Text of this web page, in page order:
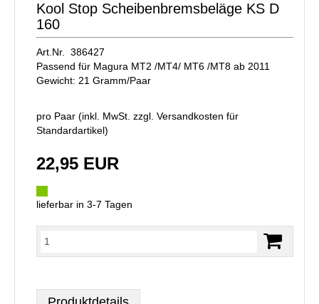
Kool Stop Scheibenbremsbeläge KS D
160
Art.Nr. 386427
Passend für Magura MT2 /MT4/ MT6 /MT8 ab 2011
Gewicht: 21 Gramm/Paar
pro Paar (inkl. MwSt. zzgl. Versandkosten für
Standardartikel)
22,95 EUR
lieferbar in 3-7 Tagen